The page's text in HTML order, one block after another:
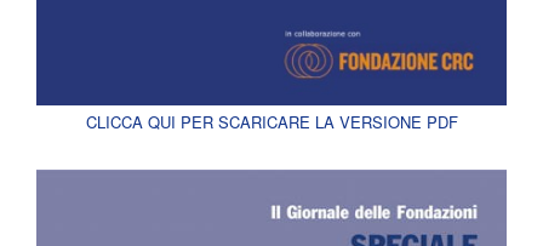
CLICCA QUI PER SCARICARE LA VERSIONE PDF